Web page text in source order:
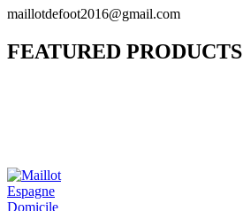
maillotdefoot2016@gmail.com
FEATURED PRODUCTS